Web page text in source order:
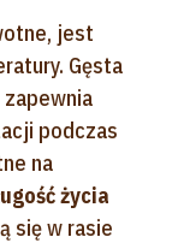
jest
Gęsta
podczas
na
życia
się w rasie